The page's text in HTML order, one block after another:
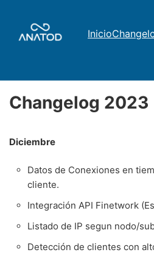
Inicio
Changelog 2023
Diciembre
Datos de Conexiones en
cliente.
Integración API Finetwork
Listado de IP segun nodo/
Detección de clientes con